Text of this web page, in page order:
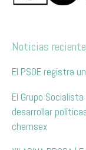
Noticias
El PSOE registra
El Grupo
desarrollar
chemsex